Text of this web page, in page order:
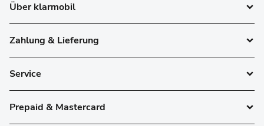
Zahlung & Lieferung
Über klarmobil
Service
Prepaid & Mastercard